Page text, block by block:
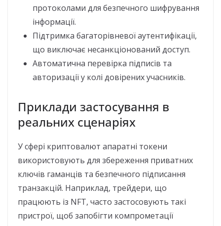
протоколами для безпечного шифрування
інформації.
Підтримка багаторівневої аутентифікації,
що виключає несанкціонований доступ.
Автоматична перевірка підписів та
авторизації у колі довірених учасників.
Приклади застосування в
реальних сценаріях
У сфері криптовалют апаратні токени
використовують для збереження приватних
ключів гаманців та безпечного підписання
транзакцій. Наприклад, трейдери, що
працюють із NFT, часто застосовують такі
пристрої, щоб запобігти компрометації